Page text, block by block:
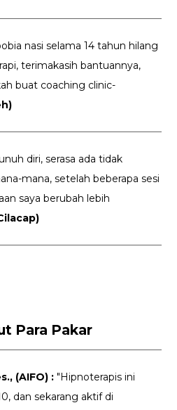
nasi selama 14 tahun hilang
terimakasih bantuannya,
buat coaching clinic-
diri, serasa ada tidak
mana, setelah beberapa sesi
saya berubah lebih
Para Pakar
(AIFO) :"Hipnoterapis ini
dan sekarang aktif di